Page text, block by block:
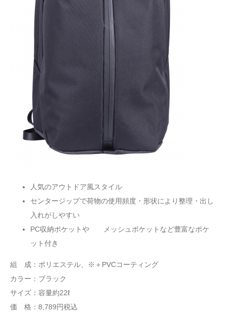
人気のアウトドア風スタイル
センタージップで荷物の使用頻度・形状により整理・出し
入れがしやすい
PC収納ポケットや メッシュポケットなど豊富なポケ
ット付き
組 成：ポリエステル、※＋PVCコーティング
カラー：ブラック
サイズ：容量約22ℓ
価 格：8,789円税込